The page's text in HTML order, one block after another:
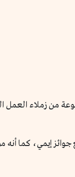
من زملاء